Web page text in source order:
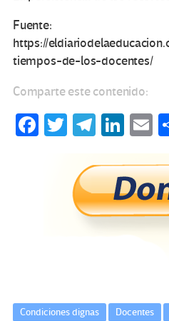
Fuente:
https://
tiempos-de-los-docentes/
Comparte este contenido:
Fa T
tt
er
Te
gr
a
m
Li
ke
dI
n
E
Condiciones dignas Docentes